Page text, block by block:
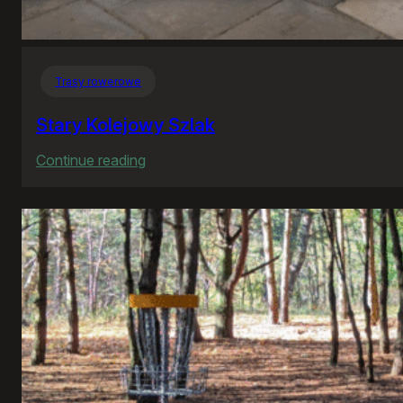
Trasy rowerowe
Stary Kolejowy Szlak
Continue reading
Kolejowy
Szlak